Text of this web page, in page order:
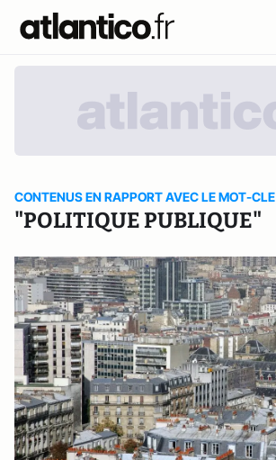
CONTENUS EN RAPPORT AVEC LE MOT-CLE
"POLITIQUE PUBLIQUE"